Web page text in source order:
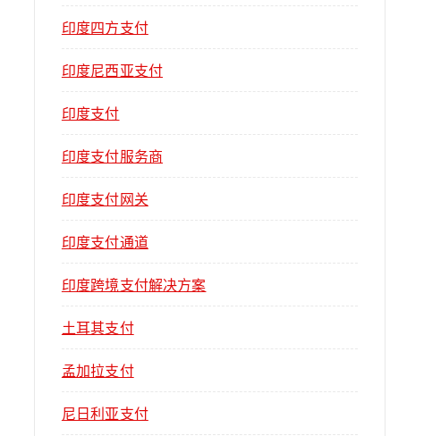
印度四方支付
印度尼西亚支付
印度支付
印度支付服务商
印度支付网关
印度支付通道
印度跨境支付解决方案
土耳其支付
孟加拉支付
尼日利亚支付